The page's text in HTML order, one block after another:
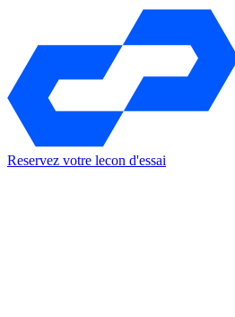
Reservez votre lecon d'essai